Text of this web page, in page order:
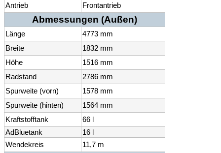
Antrieb
Frontantrieb
Abmessungen (Außen)
Länge
4773 mm
Breite
1832 mm
Höhe
1516 mm
Radstand
2786 mm
Spurweite (vorn)
1578 mm
Spurweite (hinten)
1564 mm
Kraftstofftank
66 l
AdBluetank
16 l
Wendekreis
11,7 m